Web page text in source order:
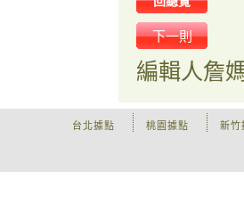
下一則
編輯人詹
新竹
桃園據點
台北據點